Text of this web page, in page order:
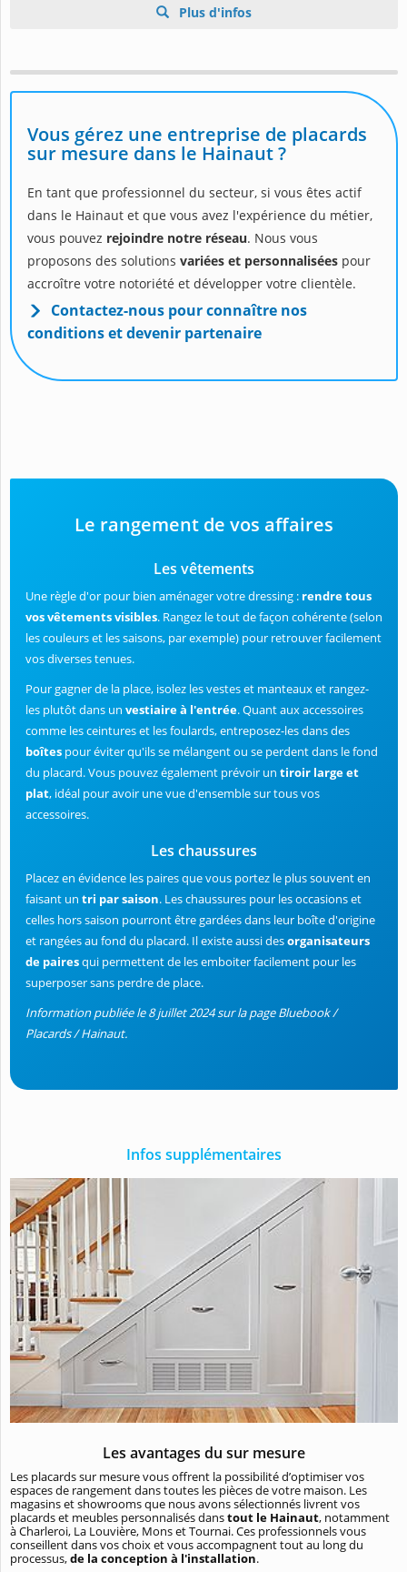
Plus d'infos
Vous gérez une entreprise de placards
sur mesure dans le Hainaut ?
En tant que professionnel du secteur, si vous êtes actif
dans le Hainaut et que vous avez l'expérience du métier,
vous pouvez rejoindre notre réseau. Nous vous
proposons des solutions variées et personnalisées pour
accroître votre notoriété et développer votre clientèle.
Contactez-nous pour connaître nos
conditions et devenir partenaire
Le rangement de vos affaires
Les vêtements
Une règle d'or pour bien aménager votre dressing : rendre tous
vos vêtements visibles. Rangez le tout de façon cohérente (selon
les couleurs et les saisons, par exemple) pour retrouver facilement
vos diverses tenues.
Pour gagner de la place, isolez les vestes et manteaux et rangez-
les plutôt dans un vestiaire à l'entrée. Quant aux accessoires
comme les ceintures et les foulards, entreposez-les dans des
boîtes pour éviter qu'ils se mélangent ou se perdent dans le fond
du placard. Vous pouvez également prévoir un tiroir large et
plat, idéal pour avoir une vue d'ensemble sur tous vos
accessoires.
Les chaussures
Placez en évidence les paires que vous portez le plus souvent en
faisant un tri par saison. Les chaussures pour les occasions et
celles hors saison pourront être gardées dans leur boîte d'origine
et rangées au fond du placard. Il existe aussi desorganisateurs
de pairesqui permettent de les emboiter facilement pour les
superposer sans perdre de place.
Information publiée le 8 juillet 2024 sur la page Bluebook /
Placards / Hainaut.
Infos supplémentaires
Les avantages du sur mesure
Les placards sur mesure vous offrent la possibilité d’optimiser vos
espaces de rangement dans toutes les pièces de votre maison. Les
magasins et showrooms que nous avons sélectionnés livrent vos
placards et meubles personnalisés danstout le Hainaut, notamment
à Charleroi, La Louvière, Mons et Tournai. Ces professionnels vous
conseillent dans vos choix et vous accompagnent tout au long du
processus,de la conception à l'installation.